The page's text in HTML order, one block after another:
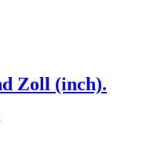
Zoll (inch).